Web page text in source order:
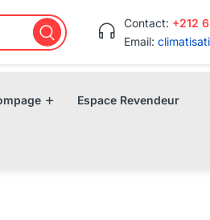
Contact: +212
Email:
Espace Revendeur